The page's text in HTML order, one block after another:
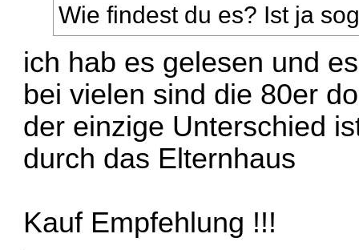
Wie findest du es? Ist ja
ich hab es gelesen und
bei vielen sind die 80er
der einzige Unterschied
durch das Elternhaus
Kauf Empfehlung !!!